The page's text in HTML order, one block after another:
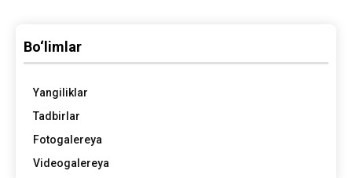
Bo‘limlar
Yangiliklar
Tadbirlar
Fotogalereya
Videogalereya